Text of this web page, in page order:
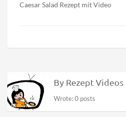
Caesar Salad Rezept mit Video
By Rezept Videos
Wrote: 0 posts